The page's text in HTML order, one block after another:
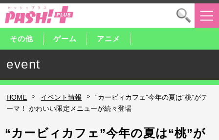
その他 ゲーム アニメ
event
HOME > イベント情報 >
“カービィカフェ”今年の夏は“桃”がテ
ーマ！ かわいい限定メニューが続々登場
“カービィカフェ”今年の夏は“桃”が